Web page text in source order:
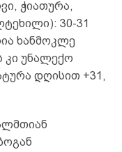
ჭიათურა,
30-31
ხანმოკლე
კი უნალექო
დღისით +31,